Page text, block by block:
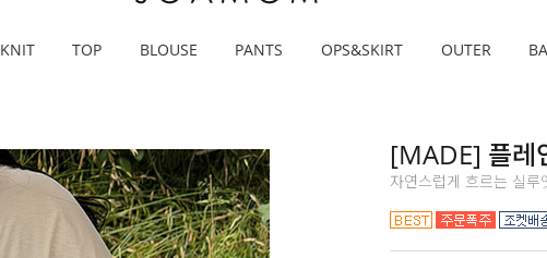
KNIT TOP BLOUSE PANTS OPS&SKIRT OUTER
[MADE] 플레
자연스럽게 흐르는 실